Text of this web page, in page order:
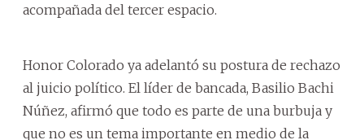
acompañada del tercer espacio.
Honor Colorado ya adelantó su postura de rechazo
al juicio político. El líder de bancada, Basilio Bachi
Núñez, afirmó que todo es parte de una burbuja y
que no es un tema importante en medio de la